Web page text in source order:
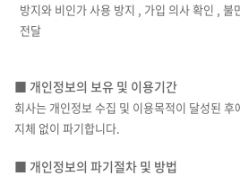
방지와 비인가 사용 방지 , 가입 의사 확인 ,
전달
■ 개인정보의 보유 및 이용기간
회사는 개인정보 수집 및 이용목적이 달성된
지체 없이 파기합니다.
■ 개인정보의 파기절차 및 방법